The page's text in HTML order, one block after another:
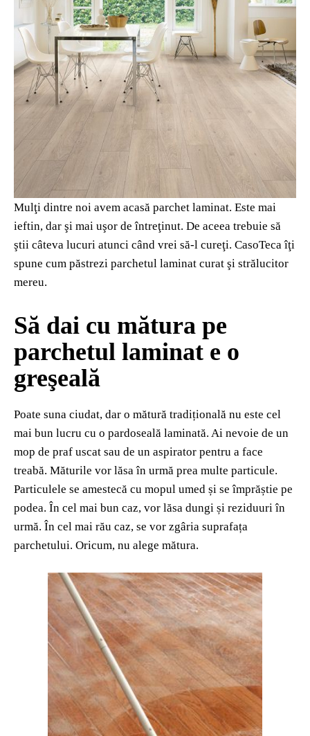
Mulţi dintre noi avem acasă parchet laminat. Este mai
ieftin, dar şi mai uşor de întreţinut. De aceea trebuie să
ştii câteva lucuri atunci când vrei să-l cureţi. CasoTeca îţi
spune cum păstrezi parchetul laminat curat şi strălucitor
mereu.
Să dai cu mătura pe
parchetul laminat e o
greşeală
Poate suna ciudat, dar o mătură tradițională nu este cel
mai bun lucru cu o pardoseală laminată. Ai nevoie de un
mop de praf uscat sau de un aspirator pentru a face
treabă. Măturile vor lăsa în urmă prea multe particule.
Particulele se amestecă cu mopul umed și se împrăștie pe
podea. În cel mai bun caz, vor lăsa dungi și reziduuri în
urmă. În cel mai rău caz, se vor zgâria suprafața
parchetului. Oricum, nu alege mătura.